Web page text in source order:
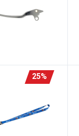
25%